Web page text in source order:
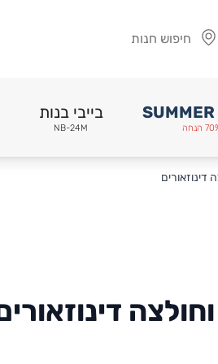
חיפוש חנות
הנחה
בייבי בנות
NB-24M
דינוזאורים